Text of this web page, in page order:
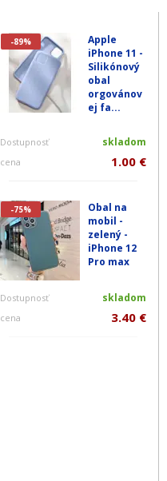
-89%
Apple
iPhone 11 -
Silikónový
obal
orgovánov
ej fa...
Dostupnosť skladom
cena 1.00 €
-75%
Obal na
mobil -
zelený -
iPhone 12
Pro max
Dostupnosť skladom
cena 3.40 €